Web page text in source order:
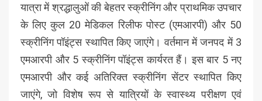
यात्रा में श्रद्धालुओं की बेहतर स्क्रीनिंग और प्राथमिक उपचार
के लिए कुल 20 मेडिकल रिलीफ पोस्ट (एमआरपी) और 50
स्क्रीनिंग पॉइंट्स स्थापित किए जाएंगे। वर्तमान में जनपद में 3
एमआरपी और 5 स्क्रीनिंग पॉइंट्स कार्यरत हैं। इस बार 5 नए
एमआरपी और कई अतिरिक्त स्क्रीनिंग सेंटर स्थापित किए
जाएंगे, जो विशेष रूप से यात्रियों के स्वास्थ्य परीक्षण एवं